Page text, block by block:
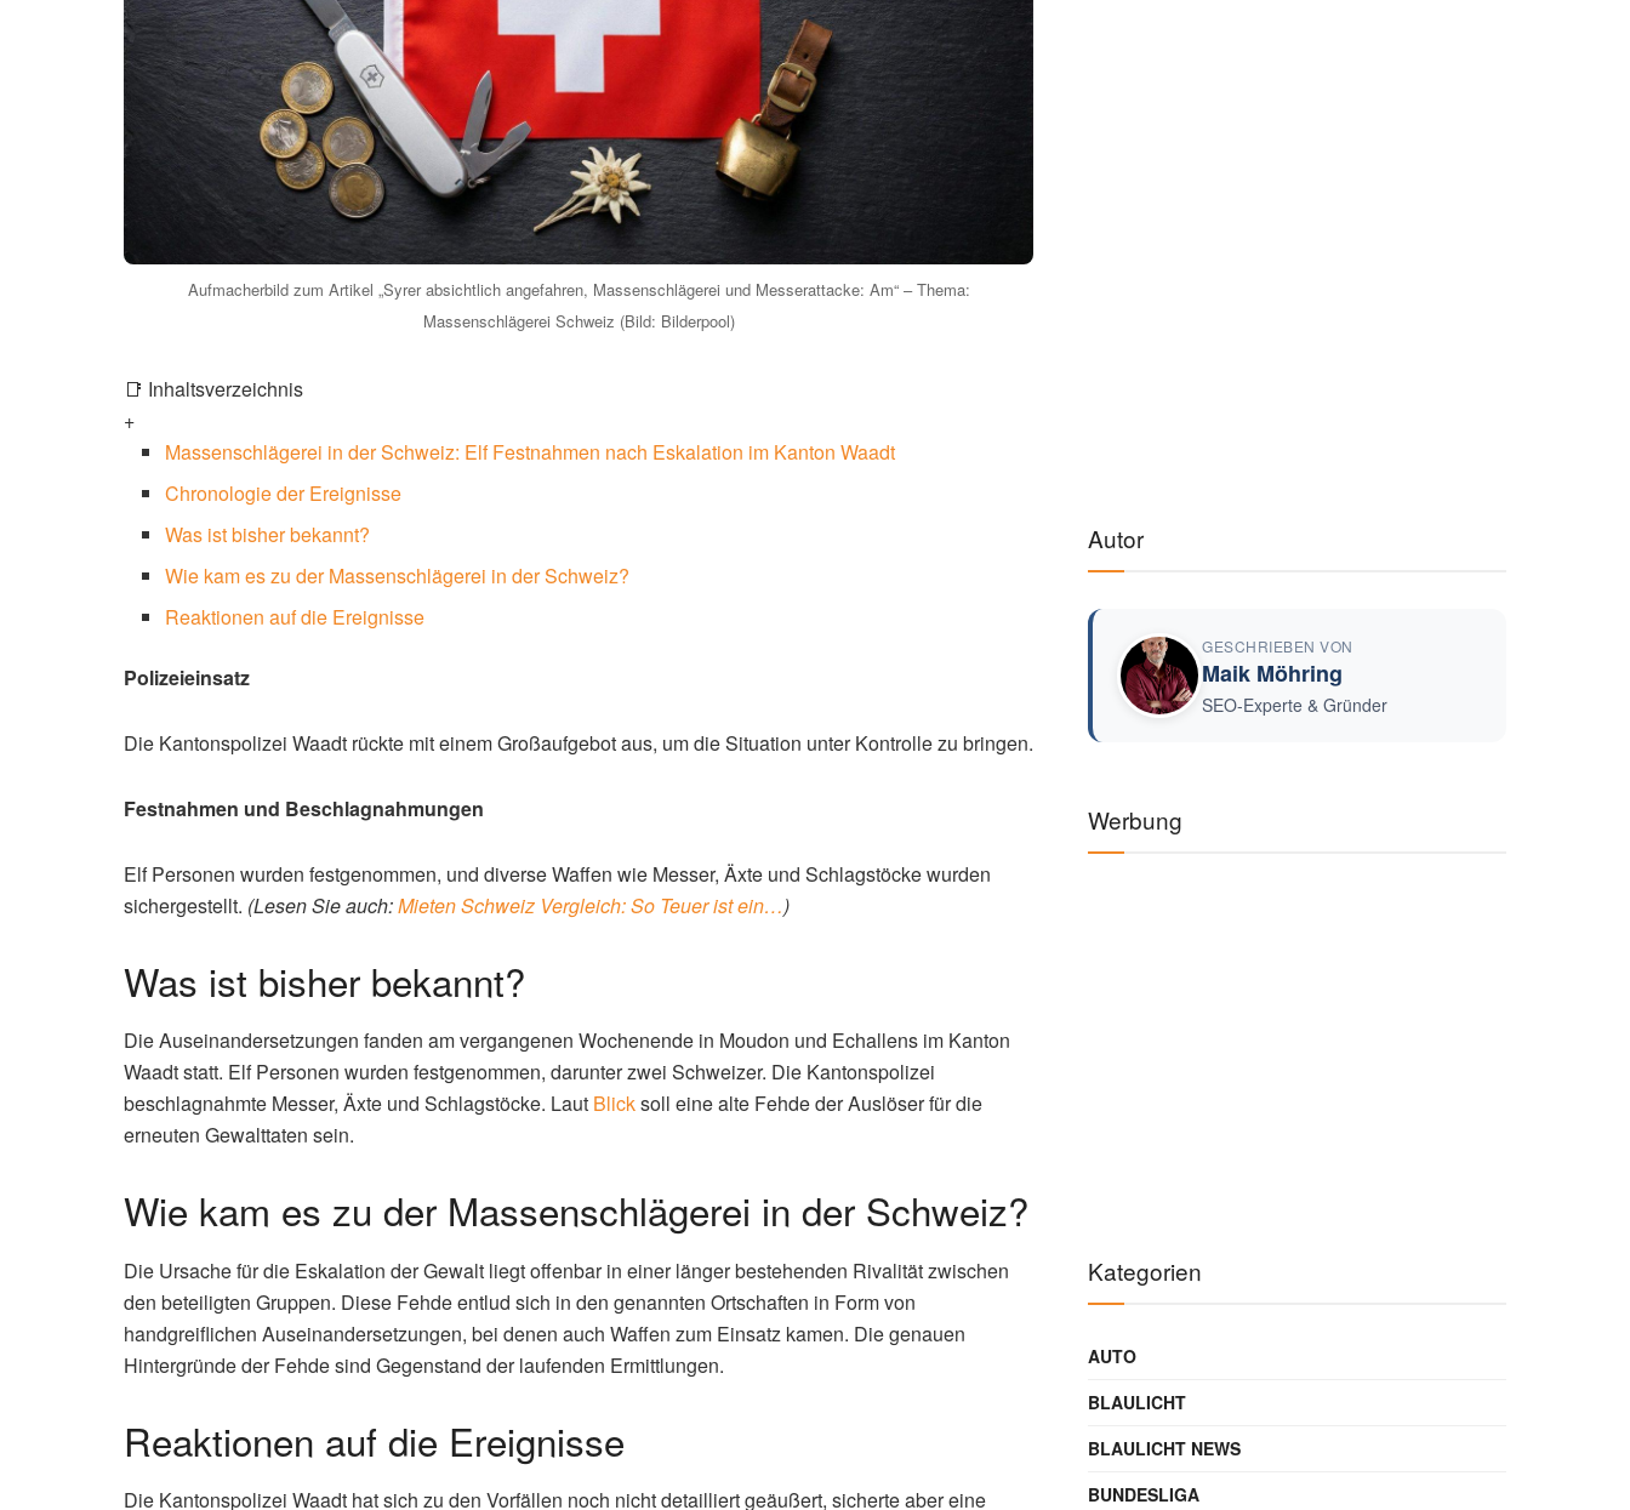
Aufmacherbild zum Artikel „Syrer absichtlich angefahren, Massenschlägerei und Messerattacke: Am“ – Thema:
Massenschlägerei Schweiz (Bild: Bilderpool)
📑 Inhaltsverzeichnis
+
Massenschlägerei in der Schweiz: Elf Festnahmen nach Eskalation im Kanton Waadt
Chronologie der Ereignisse
Was ist bisher bekannt?
Wie kam es zu der Massenschlägerei in der Schweiz?
Reaktionen auf die Ereignisse
Polizeieinsatz
Die Kantonspolizei Waadt rückte mit einem Großaufgebot aus, um die Situation unter Kontrolle zu bringen.
Festnahmen und Beschlagnahmungen
Elf Personen wurden festgenommen, und diverse Waffen wie Messer, Äxte und Schlagstöcke wurden
sichergestellt. (Lesen Sie auch:Mieten Schweiz Vergleich: So Teuer ist ein…)
Was ist bisher bekannt?
Die Auseinandersetzungen fanden am vergangenen Wochenende in Moudon und Echallens im Kanton
Waadt statt. Elf Personen wurden festgenommen, darunter zwei Schweizer. Die Kantonspolizei
beschlagnahmte Messer, Äxte und Schlagstöcke. Laut Blicksoll eine alte Fehde der Auslöser für die
erneuten Gewalttaten sein.
Wie kam es zu der Massenschlägerei in der Schweiz?
Die Ursache für die Eskalation der Gewalt liegt offenbar in einer länger bestehenden Rivalität zwischen
den beteiligten Gruppen. Diese Fehde entlud sich in den genannten Ortschaften in Form von
handgreiflichen Auseinandersetzungen, bei denen auch Waffen zum Einsatz kamen. Die genauen
Hintergründe der Fehde sind Gegenstand der laufenden Ermittlungen.
Reaktionen auf die Ereignisse
Die Kantonspolizei Waadt hat sich zu den Vorfällen noch nicht detailliert geäußert, sicherte aber eine
Autor
GESCHRIEBEN VON
Maik Möhring
SEO-Experte & Gründer
Werbung
Kategorien
AUTO
BLAULICHT
BLAULICHT NEWS
BUNDESLIGA